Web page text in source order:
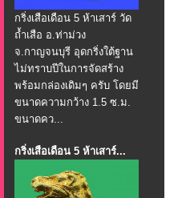
กริ่งเสือเดือน 5 ห้าเสาร์ วัด
ถ้ำเสือ อ.ท่าม่วง
จ.กาญจนบุรี อุดกริ่งใต้ฐาน
ไม่ทราบปีในการจัดสร้าง
พร้อมกล่องเดิมๆ ครับ โดยมี
ขนาดความกว้าง 1.5 ซ.ม.
ขนาดคว...
กริ่งเสือเดือน 5 ห้าเสาร์...